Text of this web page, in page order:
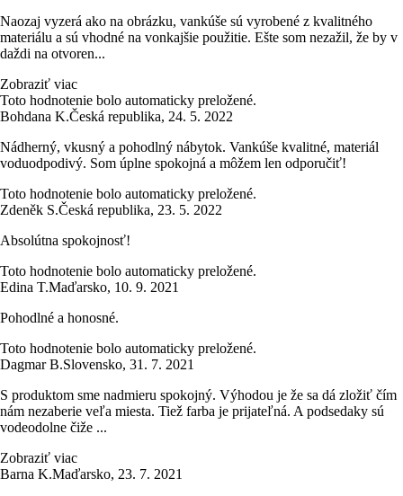
Naozaj vyzerá ako na obrázku, vankúše sú vyrobené z kvalitného
materiálu a sú vhodné na vonkajšie použitie. Ešte som nezažil, že by v
daždi na otvoren...
Zobraziť viac
Toto hodnotenie bolo automaticky preložené.
Bohdana K.Česká republika, 24. 5. 2022
Nádherný, vkusný a pohodlný nábytok. Vankúše kvalitné, materiál
voduodpodivý. Som úplne spokojná a môžem len odporučiť!
Toto hodnotenie bolo automaticky preložené.
Zdeněk S.Česká republika, 23. 5. 2022
Absolútna spokojnosť!
Toto hodnotenie bolo automaticky preložené.
Edina T.Maďarsko, 10. 9. 2021
Pohodlné a honosné.
Toto hodnotenie bolo automaticky preložené.
Dagmar B.Slovensko, 31. 7. 2021
S produktom sme nadmieru spokojný. Výhodou je že sa dá zložiť čím
nám nezaberie veľa miesta. Tiež farba je prijateľná. A podsedaky sú
vodeodolne čiže ...
Zobraziť viac
Barna K.Maďarsko, 23. 7. 2021